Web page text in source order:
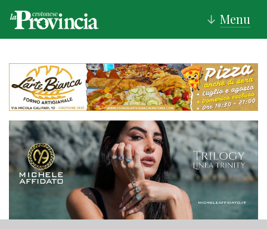
↓ Menu